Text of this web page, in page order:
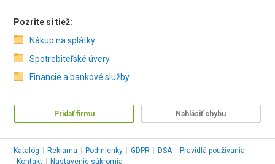
Pozrite si tiež:
Nákup na splátky
Spotrebiteľské úvery
Financie a bankové služby
Pridať firmu Nahlásiť chybu
Katalóg Reklama Podmienky GDPR DSA Pravidlá používania
Kontakt
Nastavenie súkromia